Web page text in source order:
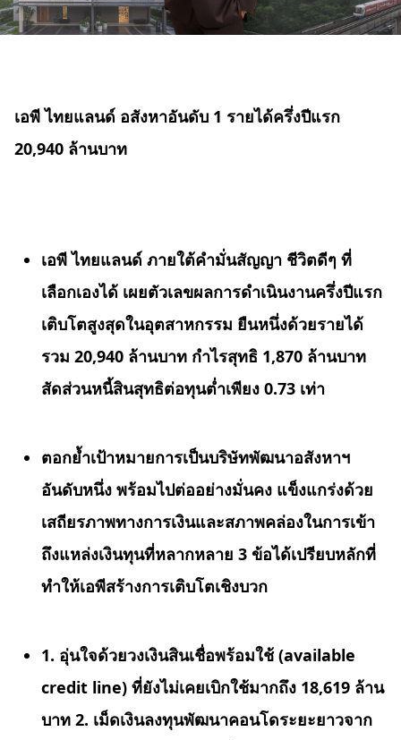
เอพี ไทยแลนด์ อสังหาอันดับ 1 รายได้ครึ่งปีแรก
20,940 ล้านบาท
เอพี ไทยแลนด์ ภายใต้คำมั่นสัญญา ชีวิตดีๆ ที่
เลือกเองได้ เผยตัวเลขผลการดำเนินงานครึ่งปีแรก
เติบโตสูงสุดในอุตสาหกรรม ยืนหนึ่งด้วยรายได้
รวม 20,940 ล้านบาท กำไรสุทธิ 1,870 ล้านบาท
สัดส่วนหนี้สินสุทธิต่อทุนต่ำเพียง 0.73 เท่า
ตอกย้ำเป้าหมายการเป็นบริษัทพัฒนาอสังหาฯ
อันดับหนึ่ง พร้อมไปต่ออย่างมั่นคง แข็งแกร่งด้วย
เสถียรภาพทางการเงินและสภาพคล่องในการเข้า
ถึงแหล่งเงินทุนที่หลากหลาย 3 ข้อได้เปรียบหลักที่
ทำให้เอพีสร้างการเติบโตเชิงบวก
1. อุ่นใจด้วยวงเงินสินเชื่อพร้อมใช้ (available
credit line) ที่ยังไม่เคยเบิกใช้มากถึง 18,619 ล้าน
บาท 2. เม็ดเงินลงทุนพัฒนาคอนโดระยะยาวจาก